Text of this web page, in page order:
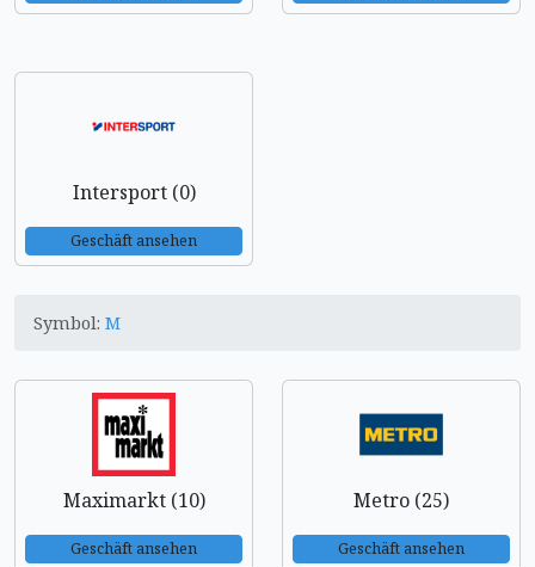
Intersport (0)
Geschäft ansehen
Symbol: M
Maximarkt (10)
Geschäft ansehen
Metro (25)
Geschäft ansehen